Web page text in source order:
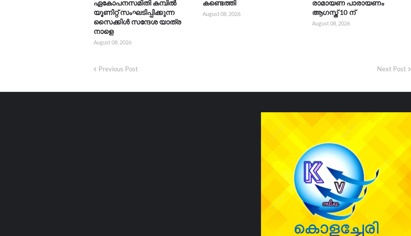
ഏകോപനസമിതി കമ്പിൽ
യൂണിറ്റ് സംഘടിപ്പിക്കുന്ന
സൈക്കിൾ സന്ദേശ യാത്ര
നാളെ
August 08, 2026
കണ്ടെത്തി
August 08, 2026
രാമായണ പാരായണം
ആഗസ്ത് 10 ന്
August 08, 2026
Previous Post Next Post